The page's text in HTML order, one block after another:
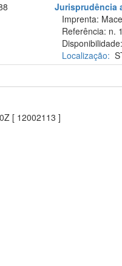
Jurisprudência
Imprenta:
Referência: n.
Disponibilidade:
Localização:
[ 12002113 ]